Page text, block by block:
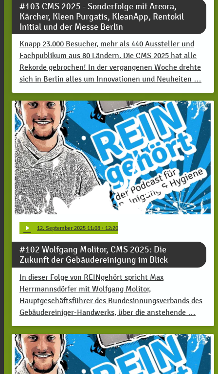
#103 CMS 2025 - Sonderfolge mit Arcora,
Kärcher, Kleen Purgatis, KleanApp, Rentokil
Initial und der Messe Berlin
Knapp 23.000 Besucher, mehr als 440 Aussteller und
Fachpublikum aus 80 Ländern. Die CMS 2025 hat alle
Rekorde gebrochen! In der vergangenen Woche drehte
sich in Berlin alles um Innovationen und Neuheiten …
play_arrow 12. September 2025 11:08 · 12:20
#102 Wolfgang Molitor, CMS 2025: Die
Zukunft der Gebäudereinigung im Blick
In dieser Folge von REINgehört spricht Max
Herrmannsdörfer mit Wolfgang Molitor,
Hauptgeschäftsführer des Bundesinnungsverbands des
Gebäudereiniger-Handwerks, über die anstehende …